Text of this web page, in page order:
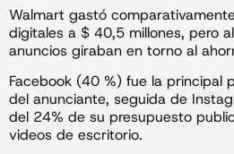
Walmart gastó
digitales a $ 40,5 millones, pero
anuncios giraban en torno al
Facebook (40 %) fue la principal
del anunciante, seguida de
del 24% de su presupuesto
videos de escritorio.